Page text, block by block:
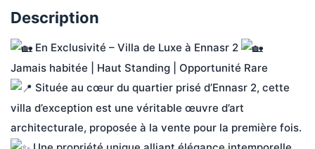
Description
En Exclusivité – Villa de Luxe à Ennasr 2
Jamais habitée | Haut Standing | Opportunité Rare
Située au cœur du quartier prisé d’Ennasr 2, cette
villa d’exception est une véritable œuvre d’art
architecturale, proposée à la vente pour la première fois.